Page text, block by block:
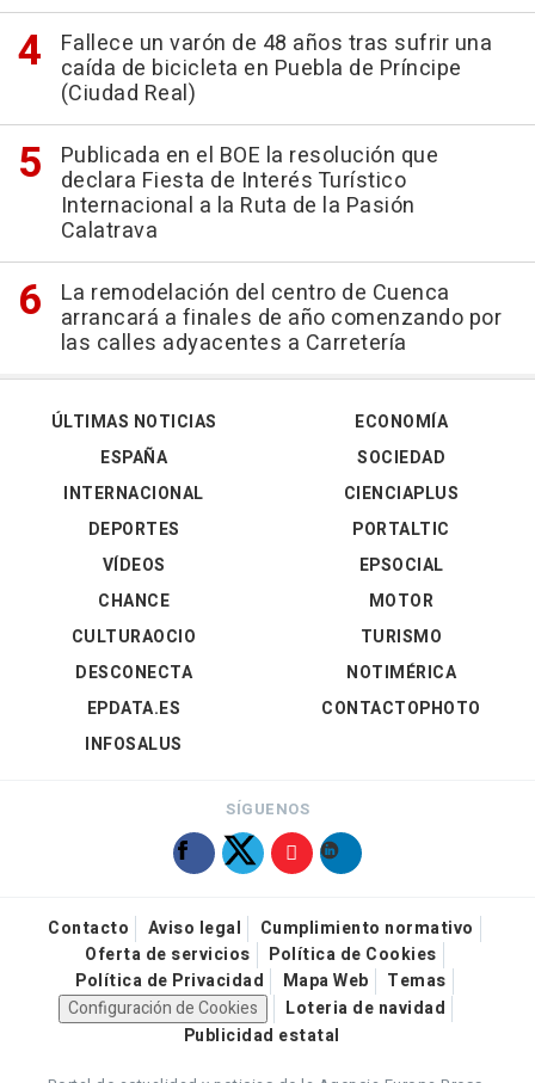
Fallece un varón de 48 años tras sufrir una
caída de bicicleta en Puebla de Príncipe
(Ciudad Real)
Publicada en el BOE la resolución que
declara Fiesta de Interés Turístico
Internacional a la Ruta de la Pasión
Calatrava
La remodelación del centro de Cuenca
arrancará a finales de año comenzando por
las calles adyacentes a Carretería
ÚLTIMAS NOTICIAS
ESPAÑA
INTERNACIONAL
DEPORTES
VÍDEOS
ECONOMÍA
SOCIEDAD
CIENCIAPLUS
PORTALTIC
EPSOCIAL
CHANCE
CULTURAOCIO
DESCONECTA
EPDATA.ES
INFOSALUS
MOTOR
TURISMO
NOTIMÉRICA
CONTACTOPHOTO
SÍGUENOS
Contacto Aviso legal
Cumplimiento normativo
Oferta de servicios
Política de Cookies
Política de Privacidad
Mapa Web
Temas
Configuración de Cookies
Loteria de navidad
Publicidad estatal